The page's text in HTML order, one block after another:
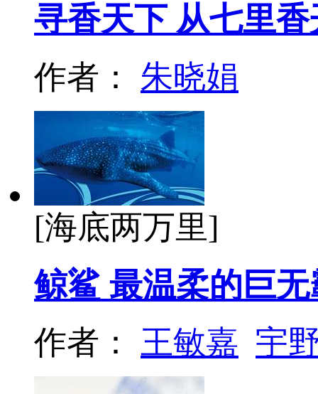
寻香天下 从七里香
作者： 朱晓娟
[海底两万里]
鲸鲨 最温柔的巨无
作者： 王敏嘉 宇